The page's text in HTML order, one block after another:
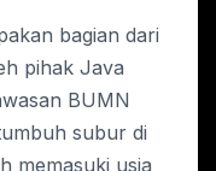
bagian dari
pihak Java
BUMN
subur di
memasuki usia